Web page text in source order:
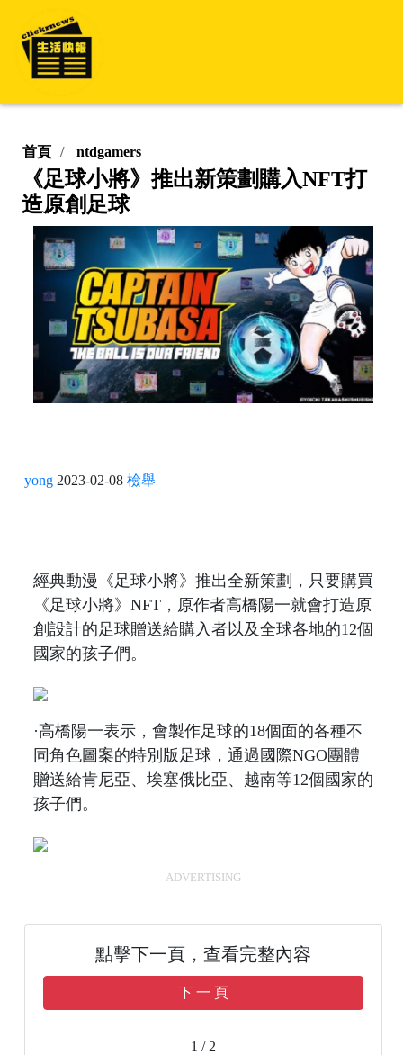
首頁 ntdgamers
《足球小將》推出新策劃購入NFT打
造原創足球
yong 2023-02-08 檢舉
經典動漫《足球小將》推出全新策劃，只要購買
《足球小將》NFT，原作者高橋陽一就會打造原
創設計的足球贈送給購入者以及全球各地的12個
國家的孩子們。
·高橋陽一表示，會製作足球的18個面的各種不
同角色圖案的特別版足球，通過國際NGO團體
贈送給肯尼亞、埃塞俄比亞、越南等12個國家的
孩子們。
ADVERTISING
點擊下一頁，查看完整內容
下 一 頁
1 / 2